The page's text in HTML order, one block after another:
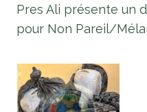
Pres Ali présente un
pour Non Pareil/